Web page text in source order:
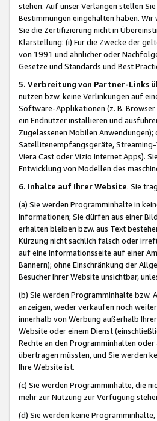
stehen. Auf unser Verlangen stellen
Bestimmungen eingehalten haben.
Sie die Zertifizierung nicht in
Klarstellung: (i) Für die Zwecke der
von 1991 und ähnlicher oder
Gesetze und Standards und Best
5. Verbreitung von Partner-Links
nutzen bzw. keine Verlinkungen auf
Software-Applikationen (z. B.
ein Endnutzer installieren und
Zugelassenen Mobilen
Satellitenempfangsgeräte, Streaming-
Viera Cast oder Vizio Internet Apps).
Entwicklung von Modellen des
6. Inhalte auf Ihrer Website. Sie
(a) Sie werden Programminhalte in
Informationen; Sie dürfen aus einer
erhalten bleiben bzw. aus Text
Kürzung nicht sachlich falsch oder
auf eine Informationsseite auf einer
Bannern); ohne Einschränkung der
Besucher Ihrer Website unsichtbar,
(b) Sie werden Programminhalte bzw.
anzeigen, weder verkaufen noch
innerhalb von Werbung außerhalb
Website oder einem Dienst
Rechte an den Programminhalten
übertragen müssten, und Sie werden
Ihre Website ist.
(c) Sie werden Programminhalte, die
mehr zur Nutzung zur Verfügung
(d) Sie werden keine